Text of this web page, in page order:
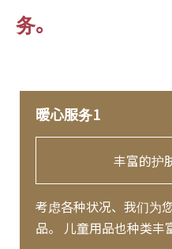
务。
暖心服务1
丰富的护
考虑各种状况、我们为
品。 儿童用品也种类丰